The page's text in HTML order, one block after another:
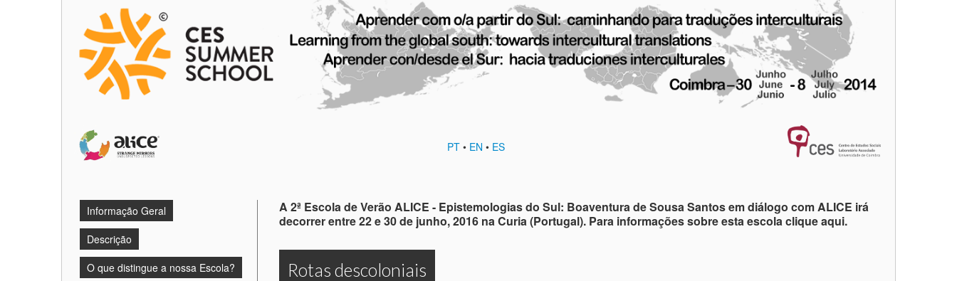
PT• EN • ES
Informação Geral
Descrição
O que distingue a nossa Escola?
A 2ª Escola de Verão ALICE - Epistemologias do Sul: Boaventura de Sousa Santos em diálogo com ALICE irá
decorrer entre 22 e 30 de junho, 2016 na Curia (Portugal). Para informações sobre esta escola clique aqui.
Rotas descoloniais